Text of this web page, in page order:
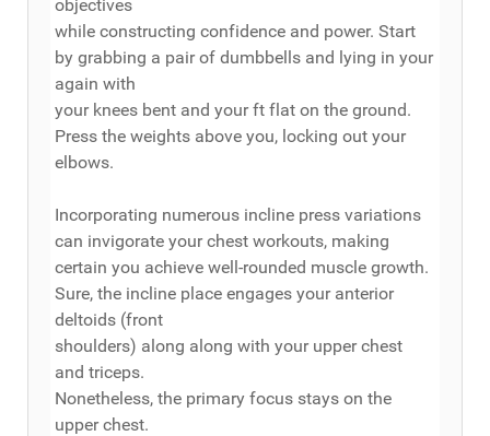
objectives
while constructing confidence and power. Start
by grabbing a pair of dumbbells and lying in your
again with
your knees bent and your ft flat on the ground.
Press the weights above you, locking out your
elbows.
Incorporating numerous incline press variations
can invigorate your chest workouts, making
certain you achieve well-rounded muscle growth.
Sure, the incline place engages your anterior
deltoids (front
shoulders) along along with your upper chest
and triceps.
Nonetheless, the primary focus stays on the
upper chest.